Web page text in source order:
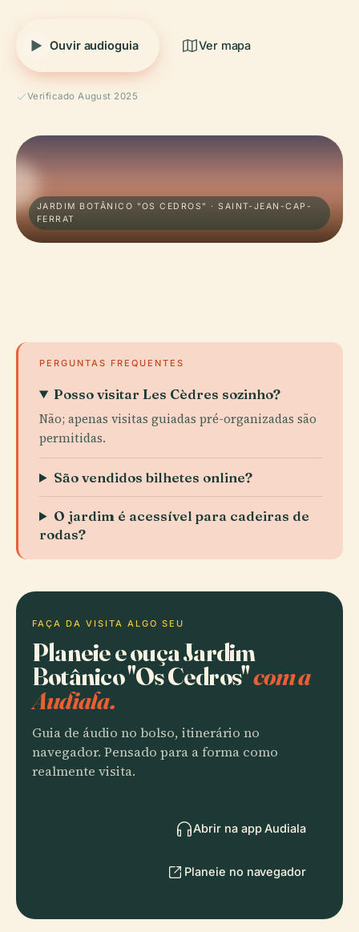
Ouvir audioguia Ver mapa
Verificado August 2025
JARDIM BOTÂNICO "OS CEDROS" · SAINT-JEAN-CAP-
FERRAT
PERGUNTAS FREQUENTES
Posso visitar Les Cèdres sozinho?
Não; apenas visitas guiadas pré-organizadas são
permitidas.
São vendidos bilhetes online?
O jardim é acessível para cadeiras de
rodas?
FAÇA DA VISITA ALGO SEU
Planeie e ouça Jardim
Botânico "Os Cedros"com a
Audiala.
Guia de áudio no bolso, itinerário no
navegador. Pensado para a forma como
realmente visita.
Abrir na app Audiala
Planeie no navegador